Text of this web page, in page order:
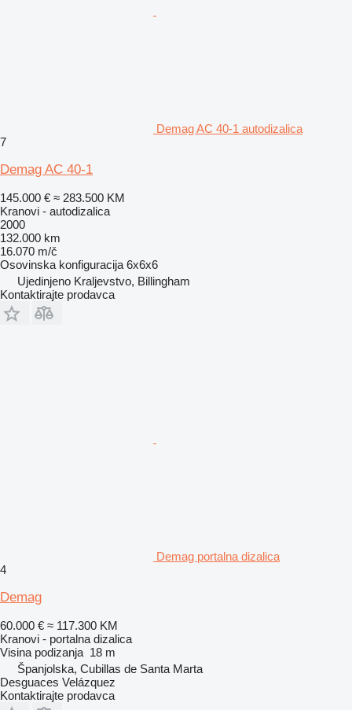
Demag AC 40-1 autodizalica
7
Demag AC 40-1
145.000 € ≈ 283.500 KM
Kranovi - autodizalica
2000
132.000 km
16.070 m/č
Osovinska konfiguracija 6x6x6
Ujedinjeno Kraljevstvo, Billingham
Kontaktirajte prodavca
Demag portalna dizalica
4
Demag
60.000 € ≈ 117.300 KM
Kranovi - portalna dizalica
Visina podizanja 18 m
Španjolska, Cubillas de Santa Marta
Desguaces Velázquez
Kontaktirajte prodavca